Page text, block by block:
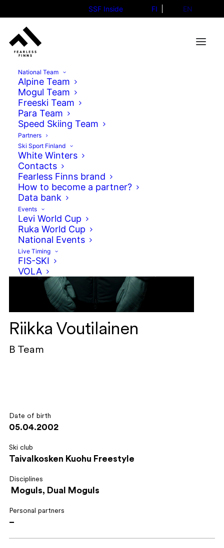
SSF Inside FI EN
National Team
Alpine Team
Mogul Team
Freeski Team
Para Team
Speed Skiing Team
Partners
Ski Sport Finland
White Winters
Contacts
Fearless Finns brand
How to become a partner?
Data bank
Events
Levi World Cup
Ruka World Cup
National Events
Live Timing
FIS-SKI
VOLA
Riikka Voutilainen
B Team
Date of birth
05.04.2002
Ski club
Taivalkosken Kuohu Freestyle
Disciplines
Moguls, Dual Moguls
Personal partners
–